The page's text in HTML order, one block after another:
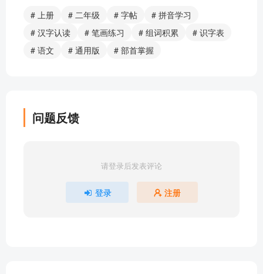
# 上册 # 二年级 # 字帖
# 拼音学习
# 汉字认读
# 笔画练习 # 组词积累
# 识字表
# 语文
# 通用版 # 部首掌握
问题反馈
请登录后发表评论
登录 注册